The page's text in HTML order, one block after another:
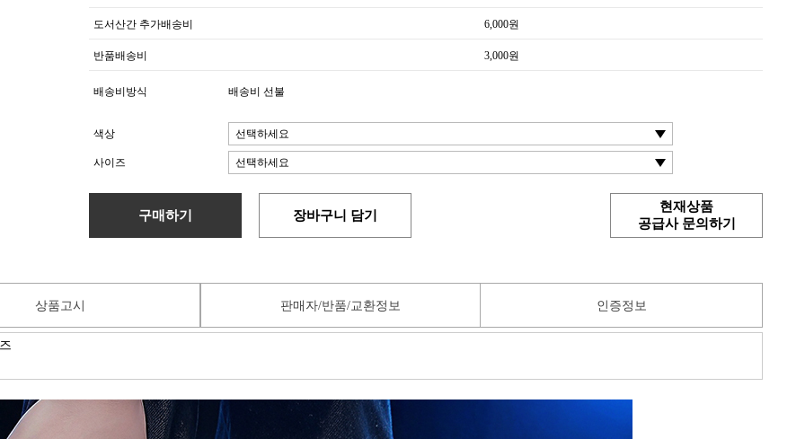
도서산간 추가배송비 6,000원
반품배송비 3,000원
배송비방식 배송비 선불
색상
사이즈
구매하기 장바구니 담기
현재상품
공급사 문의하기
상품고시 판매자/반품/교환정보 인증정보